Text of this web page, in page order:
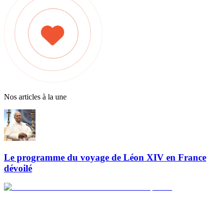
Nos articles à la une
Le programme du voyage de Léon XIV en France
dévoilé